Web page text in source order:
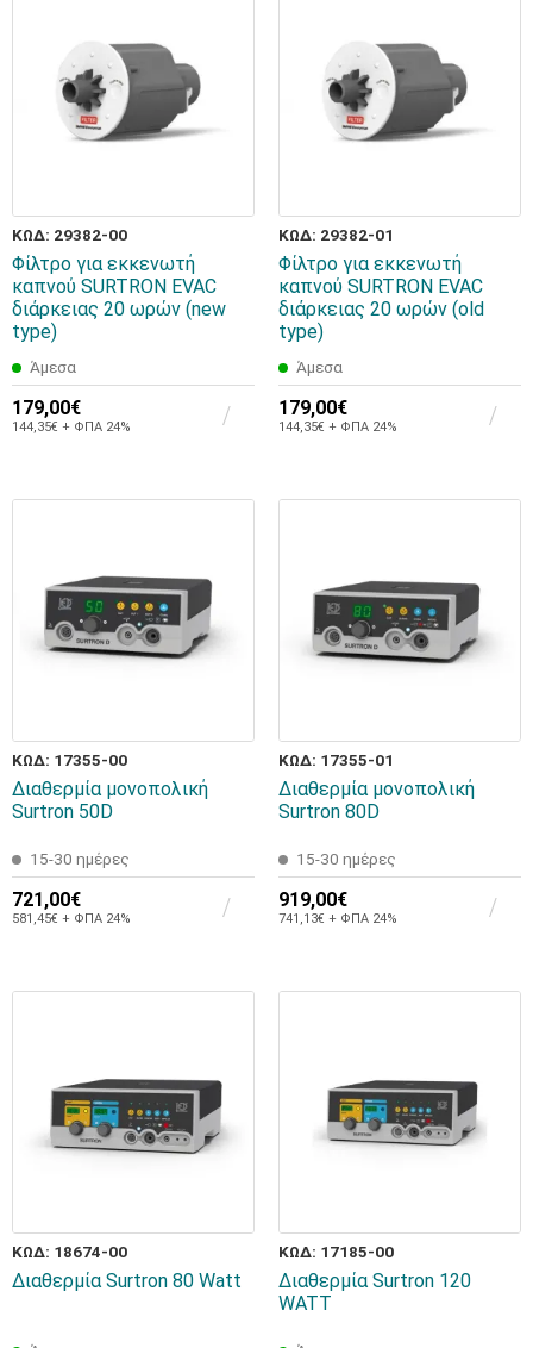
ΚΩΔ: 29382-00
Φίλτρο για εκκενωτή
καπνού SURTRON EVAC
διάρκειας 20 ωρών (new
type)
Άμεσα
179,00€
144,35€ + ΦΠΑ 24%
ΚΩΔ: 29382-01
Φίλτρο για εκκενωτή
καπνού SURTRON EVAC
διάρκειας 20 ωρών (old
type)
Άμεσα
179,00€
144,35€ + ΦΠΑ 24%
ΚΩΔ: 17355-00
Διαθερμία μονοπολική
Surtron 50D
15-30 ημέρες
721,00€
581,45€ + ΦΠΑ 24%
ΚΩΔ: 17355-01
Διαθερμία μονοπολική
Surtron 80D
15-30 ημέρες
919,00€
741,13€ + ΦΠΑ 24%
ΚΩΔ: 18674-00
Διαθερμία Surtron 80 Watt
ΚΩΔ: 17185-00
Διαθερμία Surtron 120
WATT